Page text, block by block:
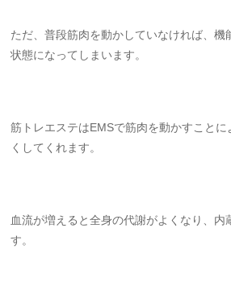
ただ、普段筋肉を動かしていなければ、機
状態になってしまいます。
筋トレエステはEMSで筋肉を動かすことに
くしてくれます。
血流が増えると全身の代謝がよくなり、内
す。